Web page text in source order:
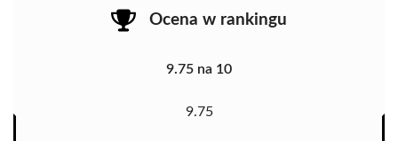
Ocena w rankingu
9.75 na 10
9.75